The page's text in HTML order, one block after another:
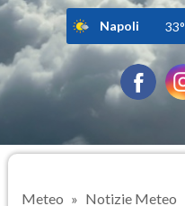
Napoli 33°
Meteo Notizie Meteo